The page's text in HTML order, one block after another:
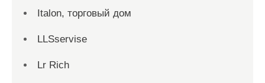
Italon, торговый дом
LLSservise
Lr Rich